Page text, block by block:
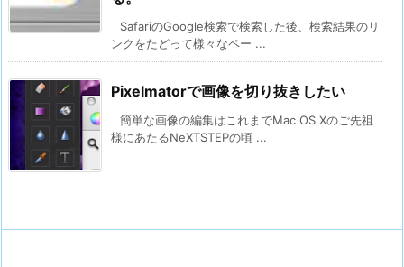
SafariのGoogle検索で検索した後、検索結果のリ
ンクをたどって様々なペー ...
Pixelmatorで画像を切り抜きしたい
簡単な画像の編集はこれまでMac OS Xのご先祖
様にあたるNeXTSTEPの頃 ...